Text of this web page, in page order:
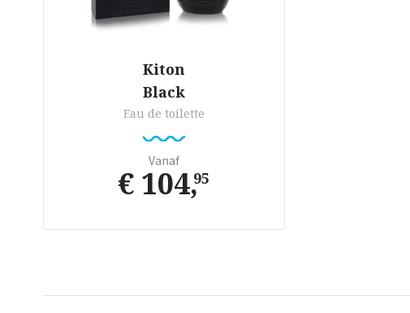
Kiton
Black
Eau de toilette
Vanaf
€ 104,95